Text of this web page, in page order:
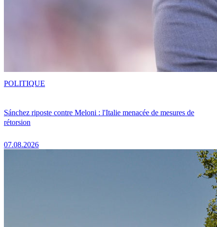
Sánchez riposte contre Meloni : l'Italie menacée de mesures de
rétorsion
07.08.2026
POLITIQUE